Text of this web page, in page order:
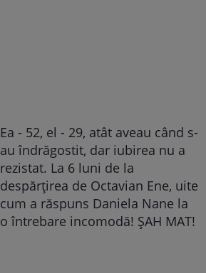
Ea - 52, el - 29, atât aveau când s-
au îndrăgostit, dar iubirea nu a
rezistat. La 6 luni de la
despărțirea de Octavian Ene, uite
cum a răspuns Daniela Nane la
o întrebare incomodă! ȘAH MAT!